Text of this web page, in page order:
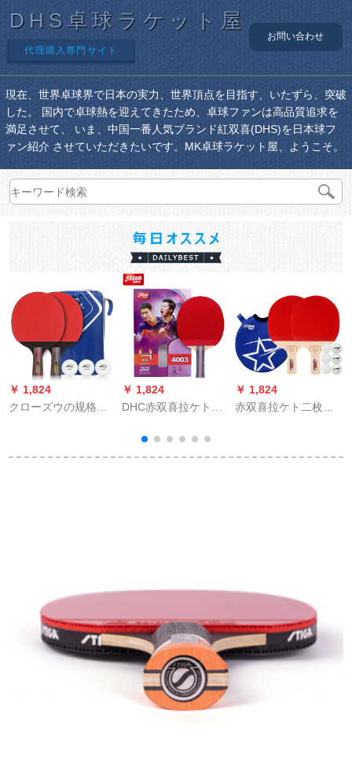
DHS卓球ラケット屋
代理購入専門サイト
お問い合わせ
現在、世界卓球界で日本の実力、世界頂点を目指す、いたずら、突破
した。 国内で卓球熱を迎えてきたため、卓球ファンは高品質追求を
満足させて、 いま、中国一番人気ブランド紅双喜(DHS)を日本球フ
ァン紹介 させていただきたいです。MK卓球ラケット屋、ようこそ。
￥ 1,824
クローズウの规格品
初心者の卓球ラッピ
￥ 1,824
DHC赤双喜拉ケトR
証規格品は卓球ボア
赤双喜四星ラケトR
￥ 1,824
赤双喜拉ケト二枚の
二本にします。